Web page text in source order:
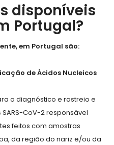
disponíveis
Portugal?
em Portugal são:
de Ácidos Nucleicos
o diagnóstico e rastreio e
CoV-2 responsável
feitos com amostras
da região do nariz e/ou da